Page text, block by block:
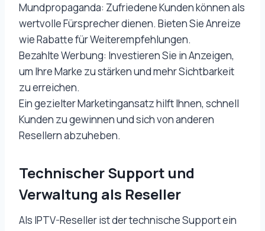
Mundpropaganda: Zufriedene Kunden können als
wertvolle Fürsprecher dienen. Bieten Sie Anreize
wie Rabatte für Weiterempfehlungen.
Bezahlte Werbung: Investieren Sie in Anzeigen,
um Ihre Marke zu stärken und mehr Sichtbarkeit
zu erreichen.
Ein gezielter Marketingansatz hilft Ihnen, schnell
Kunden zu gewinnen und sich von anderen
Resellern abzuheben.
Technischer Support und
Verwaltung als Reseller
Als IPTV-Reseller ist der technische Support ein